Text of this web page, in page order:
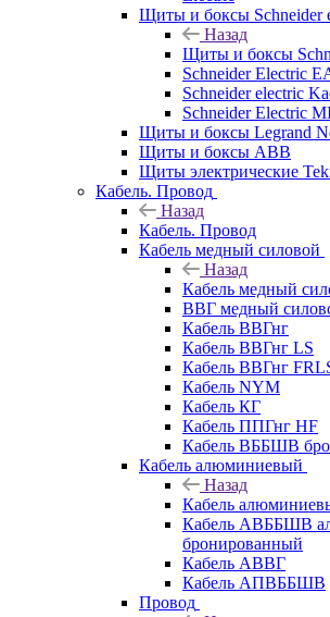
Щиты и боксы Schneider
Назад
Щиты и боксы
Schneider Electric
Schneider electric
Schneider Electric
Щиты и боксы Legrand
Щиты и боксы ABB
Щиты электрические
Кабель. Провод
Назад
Кабель. Провод
Кабель медный силовой
Назад
Кабель медный
ВВГ медный
Кабель ВВГнг
Кабель ВВГнг LS
Кабель ВВГнг
Кабель NYM
Кабель КГ
Кабель ППГнг HF
Кабель ВББШВ
Кабель алюминиевый
Назад
Кабель
Кабель АВББШВ
бронированный
Кабель АВВГ
Кабель АПВББШВ
Провод